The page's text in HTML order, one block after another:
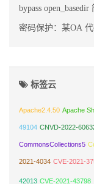
bypass
密码保护：某OA
标签云
Apache2.4.50 Apache
49104 CNVD-2022-
CommonsCollections5
2021-4034 CVE-2021-
42013 CVE-2021-43798